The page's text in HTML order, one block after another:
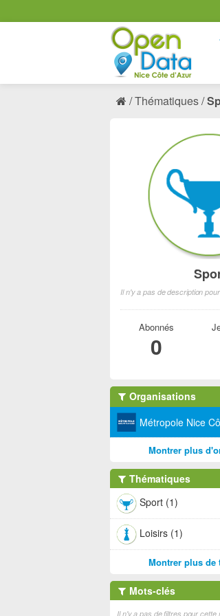
Thématiques
Il n'y a pas de description
Abonnés
0
Organisations
Métropole Nice
Montrer plus
Thématiques
Sport (1)
Loisirs (1)
Montrer plus de
Mots-clés
Il n'y a pas de filtres pour cette